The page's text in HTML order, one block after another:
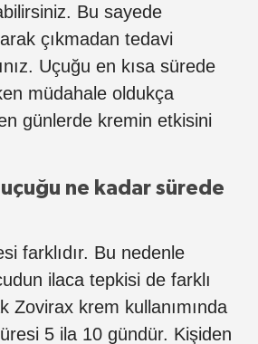
Bu sayede
çıkmadan tedavi
Uçuğu en kısa sürede
müdahale oldukça
günlerde kremin etkisini
ne kadar sürede
farklıdır. Bu nedenle
ilaca tepkisi de farklı
Zovirax krem kullanımında
5 ila 10 gündür. Kişiden